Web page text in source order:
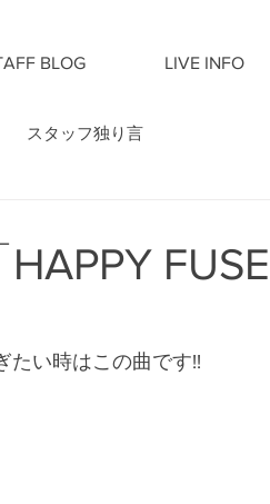
BLOG LIVE INFO
スタッフ独り言
FUSE
たい時はこの曲です!!